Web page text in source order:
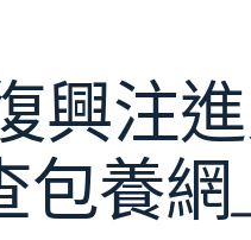
興注
包養網